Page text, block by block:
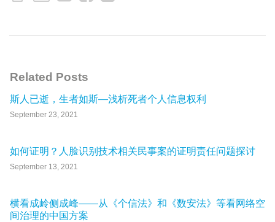
Related Posts
斯人已逝，生者如斯—浅析死者个人信息权利
September 23, 2021
如何证明？人脸识别技术相关民事案的证明责任问题探讨
September 13, 2021
横看成岭侧成峰——从《个信法》和《数安法》等看网络空
间治理的中国方案